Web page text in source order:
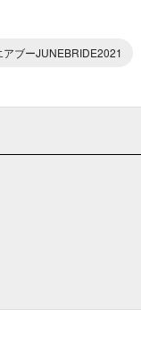
ブーJUNEBRIDE2021